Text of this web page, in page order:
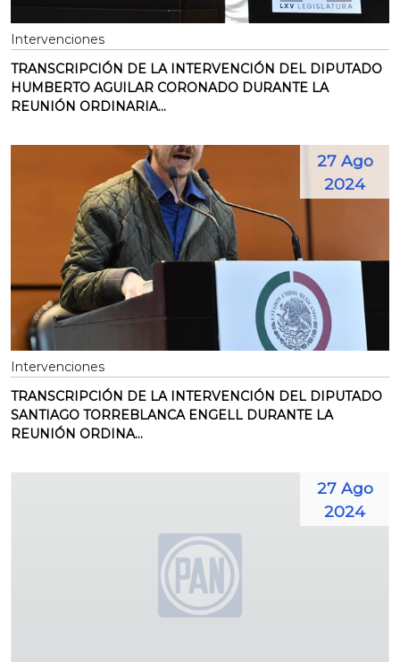
Intervenciones
TRANSCRIPCIÓN DE LA INTERVENCIÓN DEL DIPUTADO
HUMBERTO AGUILAR CORONADO DURANTE LA
REUNIÓN ORDINARIA...
27 Ago
2024
Intervenciones
TRANSCRIPCIÓN DE LA INTERVENCIÓN DEL DIPUTADO
SANTIAGO TORREBLANCA ENGELL DURANTE LA
REUNIÓN ORDINA...
27 Ago
2024